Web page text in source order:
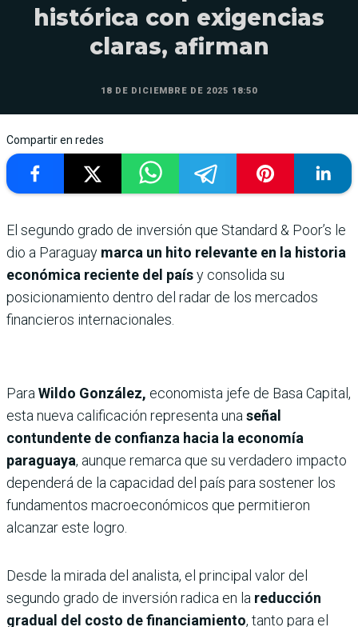
histórica con exigencias
claras, afirman
18 DE DICIEMBRE DE 2025 18:50
Compartir en redes
El segundo grado de inversión que Standard & Poor’s le
dio a Paraguay marca un hito relevante en la historia
económica reciente del paísy consolida su
posicionamiento dentro del radar de los mercados
financieros internacionales.
Para Wildo González, economista jefe de Basa Capital,
esta nueva calificación representa una señal
contundente de confianza hacia la economía
paraguaya, aunque remarca que su verdadero impacto
dependerá de la capacidad del país para sostener los
fundamentos macroeconómicos que permitieron
alcanzar este logro.
Desde la mirada del analista, el principal valor del
segundo grado de inversión radica en la reducción
gradual del costo de financiamiento, tanto para el